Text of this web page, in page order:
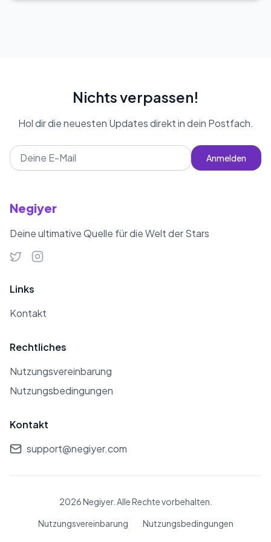
Bakkal“ und „LUNİLER“ zu sehen. Im
Bereich Film gab er der Figur Barış im
Film „Celal İle Ceren“ Leben und
hatte ebenfalls einen Auftritt in dem
Film „Dostlar Arasında“. Darüber
zusammen. Neben seiner
Schauspielerei interessiert sich
Destan Batmaz auch für das
Fechten. Als einer der bedeutenden
seiner Karriere erzielt.
Nichts verpassen!
Hol dir die neuesten Updates direkt in dein Postfach.
Anmelden
Negiyer
Deine ultimative Quelle für die Welt der Stars
Links
Kontakt
Rechtliches
Nutzungsvereinbarung
Nutzungsbedingungen
Kontakt
support@negiyer.com
2026 Negiyer. Alle Rechte vorbehalten.
Nutzungsvereinbarung
Nutzungsbedingungen